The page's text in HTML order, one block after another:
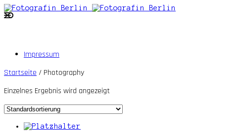
Impressum
Startseite / Photography
Einzelnes Ergebnis wird angezeigt